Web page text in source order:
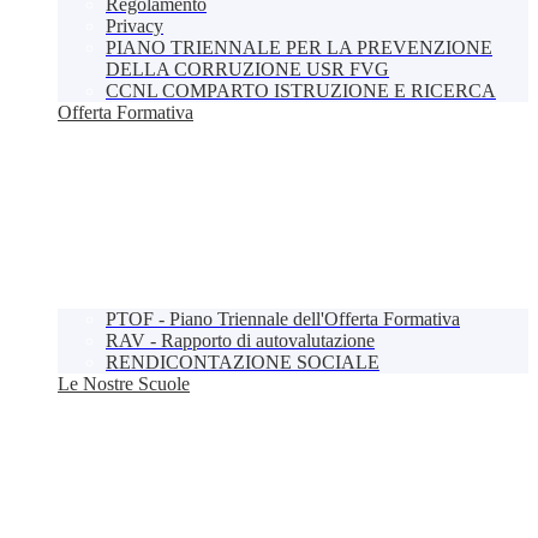
Regolamento
Privacy
PIANO TRIENNALE PER LA PREVENZIONE
DELLA CORRUZIONE USR FVG
CCNL COMPARTO ISTRUZIONE E RICERCA
Offerta Formativa
PTOF - Piano Triennale dell'Offerta Formativa
RAV - Rapporto di autovalutazione
RENDICONTAZIONE SOCIALE
Le Nostre Scuole